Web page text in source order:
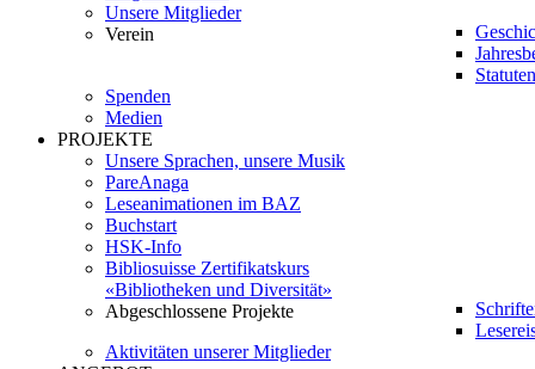
Unsere Mitglieder
Verein
Statuten
Spenden
Medien
PROJEKTE
Unsere Sprachen, unsere Musik
PareAnaga
Leseanimationen im BAZ
Buchstart
HSK-Info
Bibliosuisse Zertifikatskurs
«Bibliotheken und Diversität»
Abgeschlossene Projekte
Aktivitäten unserer Mitglieder